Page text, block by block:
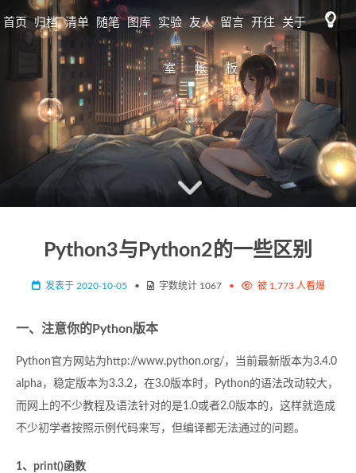
首页 归档 清单
标签
歌单
书单
随笔 图库 实验
室
图床
监控
友人
帐
留言
板
开往 关于
日志
MAP
RSS
Python3与Python2的一些区别
发表于 2020-10-05 • 字数统计 1067 • 被 1,773 人看爆
一、注意你的Python版本
Python官方网站为http://www.python.org/，当前最新版本为3.4.0
alpha，稳定版本为3.3.2，在3.0版本时，Python的语法改动较大，
而网上的不少教程及语法针对的是1.0或者2.0版本的，这样就造成
不少初学者按照示例代码来写，但编译都无法通过的问题。
1、print()函数